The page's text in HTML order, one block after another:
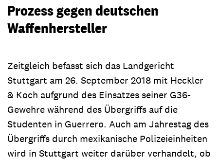
Prozess gegen deutschen
Waffenhersteller
Zeitgleich befasst sich das Landgericht
Stuttgart am 26. September 2018 mit Heckler
& Koch aufgrund des Einsatzes seiner G36-
Gewehre während des Übergriffs auf die
Studenten in Guerrero. Auch am Jahrestag des
Übergriffs durch mexikanische Polizeieinheiten
wird in Stuttgart weiter darüber verhandelt, ob